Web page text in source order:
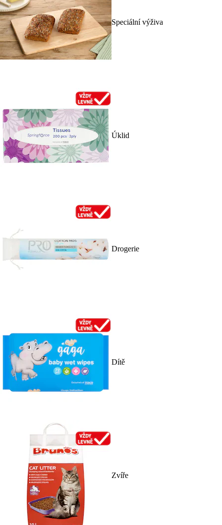
Speciální výživa
Úklid
Drogerie
Dítě
Zvíře